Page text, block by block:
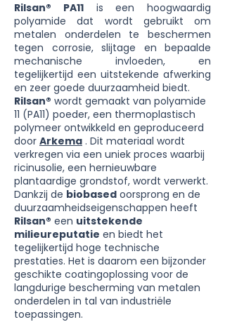
Rilsan® PA11is een hoogwaardig
polyamide dat wordt gebruikt om
metalen onderdelen te beschermen
tegen corrosie, slijtage en bepaalde
mechanische invloeden, en
tegelijkertijd een uitstekende afwerking
en zeer goede duurzaamheid biedt.
Rilsan® wordt gemaakt van polyamide
11 (PA11) poeder, een thermoplastisch
polymeer ontwikkeld en geproduceerd
door Arkema . Dit materiaal wordt
verkregen via een uniek proces waarbij
ricinusolie, een hernieuwbare
plantaardige grondstof, wordt verwerkt.
Dankzij de biobased oorsprong en de
duurzaamheidseigenschappen heeft
Rilsan® een uitstekende
milieureputatie en biedt het
tegelijkertijd hoge technische
prestaties. Het is daarom een bijzonder
geschikte coatingoplossing voor de
langdurige bescherming van metalen
onderdelen in tal van industriële
toepassingen.